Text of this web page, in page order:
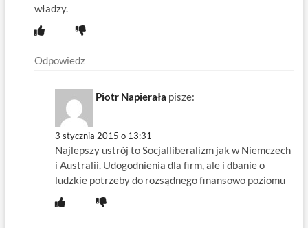
władzy.
Odpowiedz
Piotr Napierała pisze:
3 stycznia 2015 o 13:31
Najlepszy ustrój to Socjalliberalizm jak w Niemczech
i Australii. Udogodnienia dla firm, ale i dbanie o
ludzkie potrzeby do rozsądnego finansowo poziomu